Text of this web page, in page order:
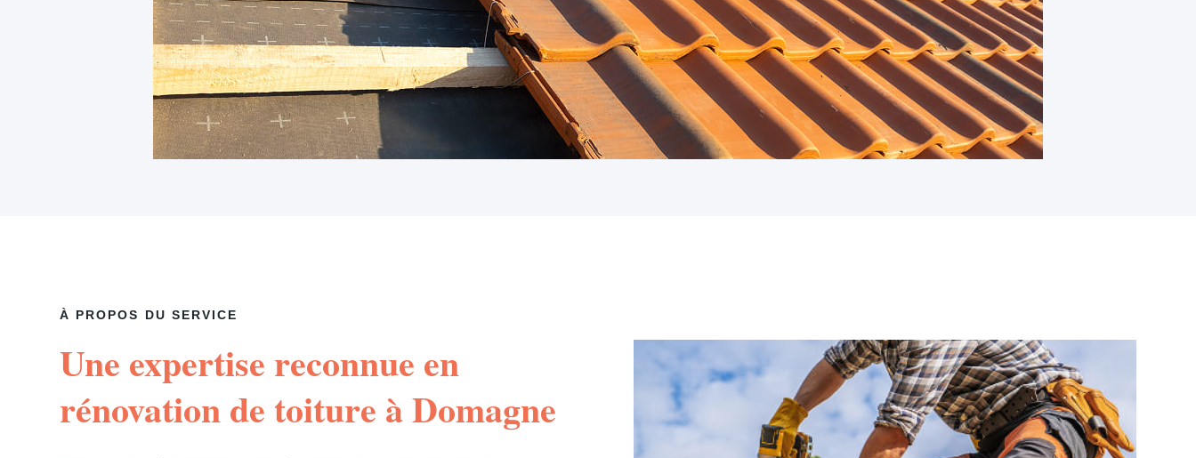
À PROPOS DU SERVICE
Une expertise reconnue en
rénovation de toiture à Domagne